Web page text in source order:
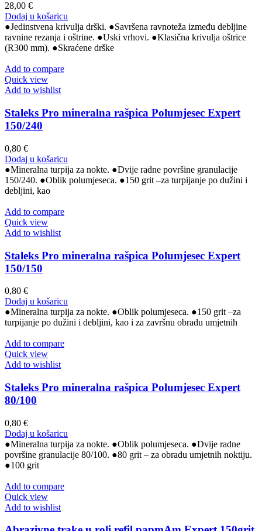
28,00 €
Dodaj u košaricu
●Jedinstvena krivulja drški. ●Savršena ravnoteža između debljine
ravnine rezanja i oštrine. ●Uski vrhovi. ●Klasična krivulja oštrice
(R300 mm). ●Skraćene drške
Add to compare
Quick view
Add to wishlist
Staleks Pro mineralna rašpica Polumjesec Expert
150/240
0,80 €
Dodaj u košaricu
●Mineralna turpija za nokte. ●Dvije radne površine granulacije
150/240. ●Oblik polumjeseca. ●150 grit –za turpijanje po dužini i
debljini, kao
Add to compare
Quick view
Add to wishlist
Staleks Pro mineralna rašpica Polumjesec Expert
150/150
0,80 €
Dodaj u košaricu
●Mineralna turpija za nokte. ●Oblik polumjeseca. ●150 grit –za
turpijanje po dužini i debljini, kao i za završnu obradu umjetnih
Add to compare
Quick view
Add to wishlist
Staleks Pro mineralna rašpica Polumjesec Expert
80/100
0,80 €
Dodaj u košaricu
●Mineralna turpija za nokte. ●Oblik polumjeseca. ●Dvije radne
površine granulacije 80/100. ●80 grit – za obradu umjetnih noktiju.
●100 grit
Add to compare
Quick view
Add to wishlist